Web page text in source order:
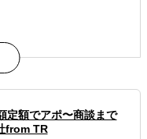
完成（国選び〜ロード
格・規制の実務判断＋
定額でアポ〜商談まで
from TR